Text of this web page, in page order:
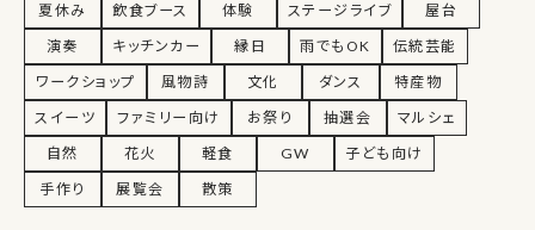
夏休み 飲食ブース 体験 ステージライブ
屋台
演奏
キッチンカー 縁日 雨でもOK
伝統芸能
ワークショップ
風物詩 文化 ダンス
特産物
スイーツ
ファミリー向け お祭り 抽選会
マルシェ
自然
花火 軽食 GW
子ども向け
手作り
展覧会 散策